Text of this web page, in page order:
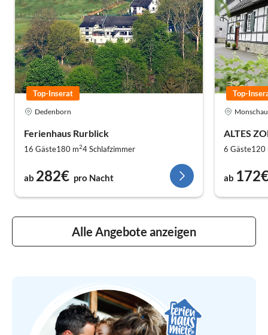
Dedenborn
Ferienhaus Rurblick
16 Gäste180 m24Schlafzimmer
ab 282€ pro Nacht
Top-Inserat
Monschau
ALTES
6 Gäste120
ab
Top-
Alle Angebote anzeigen